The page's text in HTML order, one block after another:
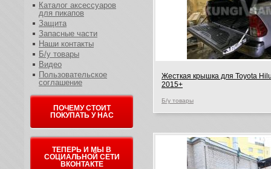
Жесткая крышка для Toyota
2015+
Б/у товары
Каталог аксессуаров
для пикапов
Защита
Запасные части
Наши контакты
Б/у товары
Видео
Пользовательское
соглашение
ПОЧЕМУ СТОИТ
ПОКУПАТЬ У НАС
ТЕПЕРЬ И МЫ В
СОЦИАЛЬНОЙ СЕТИ
ВКОНТАКТЕ